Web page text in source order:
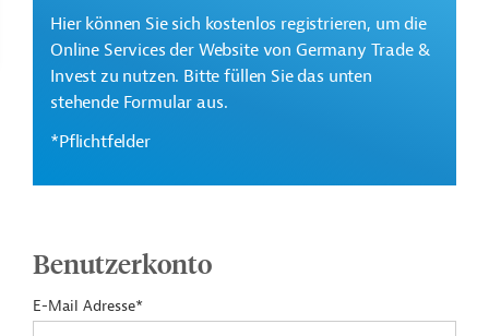
Hier können Sie sich kostenlos registrieren, um die
Online Services der Website von Germany Trade &
Invest zu nutzen. Bitte füllen Sie das unten
stehende Formular aus.
*Pflichtfelder
Benutzerkonto
E-Mail Adresse*